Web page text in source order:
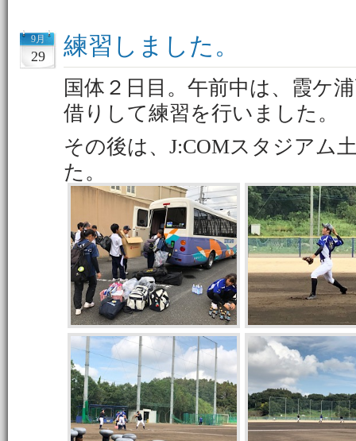
9月
29 練習しました。
国体２日目。午前中は、霞ケ
借りして練習を行いました。
その後は、J:COMスタジアム
た。